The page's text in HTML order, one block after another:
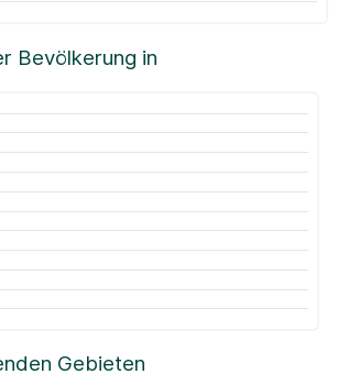
Bevölkerung in
Gebieten